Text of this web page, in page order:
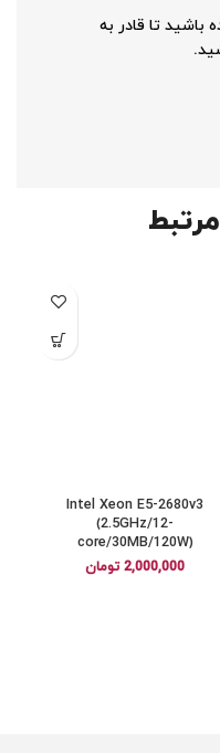
تا قادر به
Intel Xeon E5-2680v3
(2.5GHz/12-
core/30MB/120W)
2,000,000 تومان